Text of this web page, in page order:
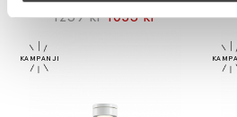
1239 kr 1053 kr